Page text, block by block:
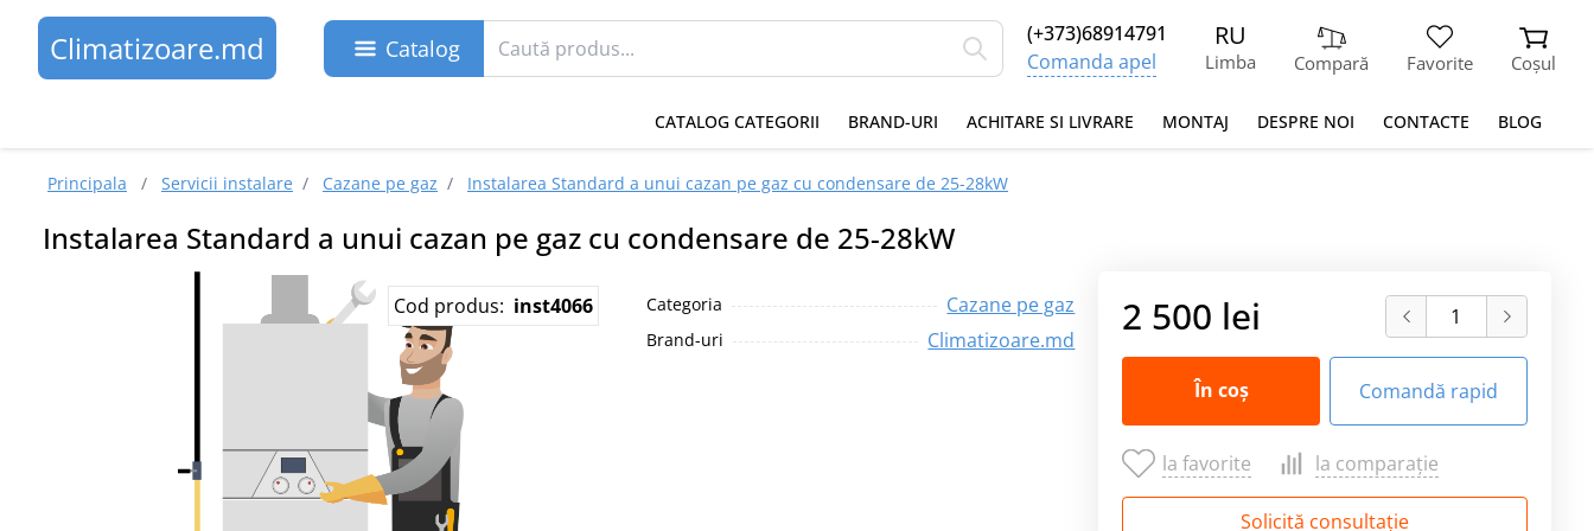
Climatizoare.md Catalog
(+373)68914791
Comanda apel
RU
Limba Compară Favorite Coșul
CATALOG CATEGORII BRAND-URI ACHITARE SI LIVRARE MONTAJ DESPRE NOI CONTACTE BLOG
Principala / Servicii instalare / Cazane pe gaz / Instalarea Standard a unui cazan pe gaz cu condensare de 25-28kW
Instalarea Standard a unui cazan pe gaz cu condensare de 25-28kW
Cod produs: inst4066 Categoria Cazane pe gaz
Brand-uri Climatizoare.md 2 500 lei
În coș Comandă rapid
la favorite la comparație
Solicită consultație